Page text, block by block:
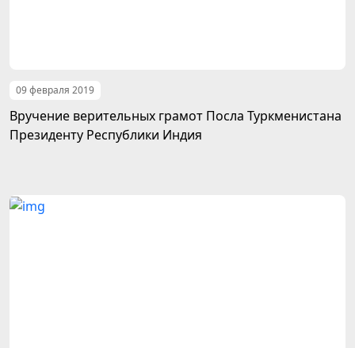
09 февраля 2019
Вручение верительных грамот Посла Туркменистана
Президенту Республики Индия